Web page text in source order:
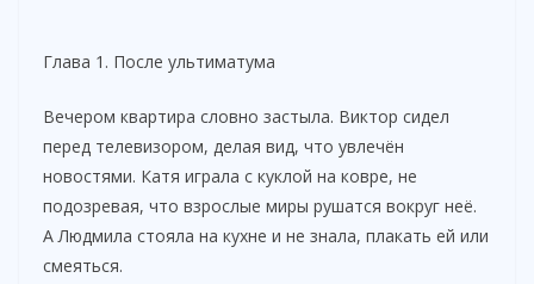
Глава 1. После ультиматума
Вечером квартира словно застыла. Виктор сидел
перед телевизором, делая вид, что увлечён
новостями. Катя играла с куклой на ковре, не
подозревая, что взрослые миры рушатся вокруг неё.
А Людмила стояла на кухне и не знала, плакать ей или
смеяться.